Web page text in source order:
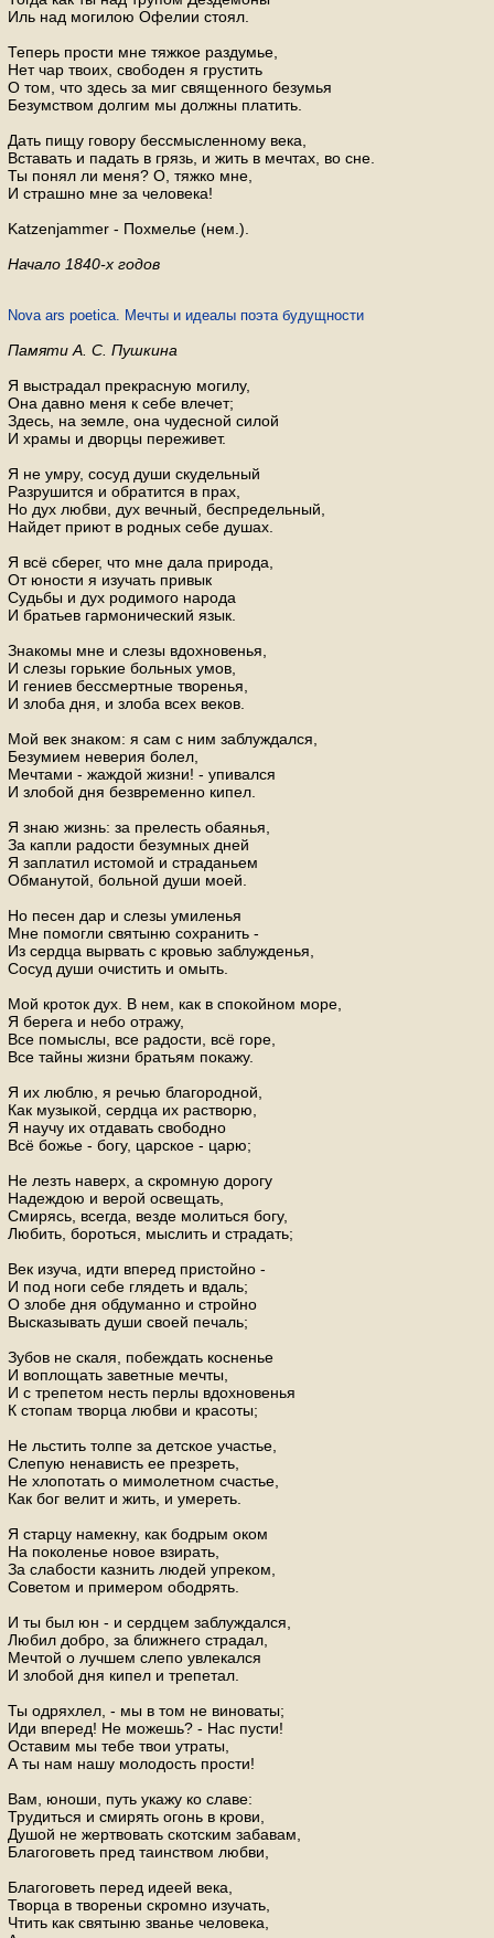
Иль над могилою Офелии стоял.
Теперь прости мне тяжкое раздумье,
Нет чар твоих, свободен я грустить
О том, что здесь за миг священного безумья
Безумством долгим мы должны платить.
Дать пищу говору бессмысленному века,
Вставать и падать в грязь, и жить в мечтах, во сне.
Ты понял ли меня? О, тяжко мне,
И страшно мне за человека!
Katzenjammer - Похмелье (нем.).
Начало 1840-х годов
Nova ars poetica. Мечты и идеалы поэта будущности
Памяти А. С. Пушкина
Я выстрадал прекрасную могилу,
Она давно меня к себе влечет;
Здесь, на земле, она чудесной силой
И храмы и дворцы переживет.
Я не умру, сосуд души скудельный
Разрушится и обратится в прах,
Но дух любви, дух вечный, беспредельный,
Найдет приют в родных себе душах.
Я всё сберег, что мне дала природа,
От юности я изучать привык
Судьбы и дух родимого народа
И братьев гармонический язык.
Знакомы мне и слезы вдохновенья,
И слезы горькие больных умов,
И гениев бессмертные творенья,
И злоба дня, и злоба всех веков.
Мой век знаком: я сам с ним заблуждался,
Безумием неверия болел,
Мечтами - жаждой жизни! - упивался
И злобой дня безвременно кипел.
Я знаю жизнь: за прелесть обаянья,
За капли радости безумных дней
Я заплатил истомой и страданьем
Обманутой, больной души моей.
Но песен дар и слезы умиленья
Мне помогли святыню сохранить -
Из сердца вырвать с кровью заблужденья,
Сосуд души очистить и омыть.
Мой кроток дух. В нем, как в спокойном море,
Я берега и небо отражу,
Все помыслы, все радости, всё горе,
Все тайны жизни братьям покажу.
Я их люблю, я речью благородной,
Как музыкой, сердца их растворю,
Я научу их отдавать свободно
Всё божье - богу, царское - царю;
Не лезть наверх, а скромную дорогу
Надеждою и верой освещать,
Смирясь, всегда, везде молиться богу,
Любить, бороться, мыслить и страдать;
Век изуча, идти вперед пристойно -
И под ноги себе глядеть и вдаль;
О злобе дня обдуманно и стройно
Высказывать души своей печаль;
Зубов не скаля, побеждать косненье
И воплощать заветные мечты,
И с трепетом несть перлы вдохновенья
К стопам творца любви и красоты;
Не льстить толпе за детское участье,
Слепую ненависть ее презреть,
Не хлопотать о мимолетном счастье,
Как бог велит и жить, и умереть.
Я старцу намекну, как бодрым оком
На поколенье новое взирать,
За слабости казнить людей упреком,
Советом и примером ободрять.
И ты был юн - и сердцем заблуждался,
Любил добро, за ближнего страдал,
Мечтой о лучшем слепо увлекался
И злобой дня кипел и трепетал.
Ты одряхлел, - мы в том не виноваты;
Иди вперед! Не можешь? - Нас пусти!
Оставим мы тебе твои утраты,
А ты нам нашу молодость прости!
Вам, юноши, путь укажу ко славе:
Трудиться и смирять огонь в крови,
Душой не жертвовать скотским забавам,
Благоговеть пред таинством любви,
Благоговеть перед идеей века,
Творца в твореньи скромно изучать,
Чтить как святыню званье человека,